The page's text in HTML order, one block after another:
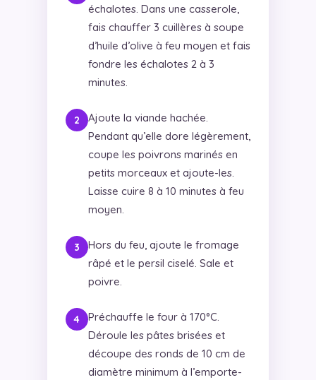
échalotes. Dans une casserole,
fais chauffer 3 cuillères à soupe
d’huile d’olive à feu moyen et fais
fondre les échalotes 2 à 3
minutes.
Ajoute la viande hachée.
Pendant qu’elle dore légèrement,
coupe les poivrons marinés en
petits morceaux et ajoute-les.
Laisse cuire 8 à 10 minutes à feu
moyen.
Hors du feu, ajoute le fromage
râpé et le persil ciselé. Sale et
poivre.
Préchauffe le four à 170°C.
Déroule les pâtes brisées et
découpe des ronds de 10 cm de
diamètre minimum à l’emporte-